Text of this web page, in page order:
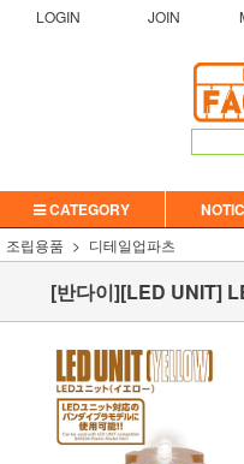
LOGIN JOIN
CATEGORY
조립용품 디테일업파츠
[반다이][LED UNIT]